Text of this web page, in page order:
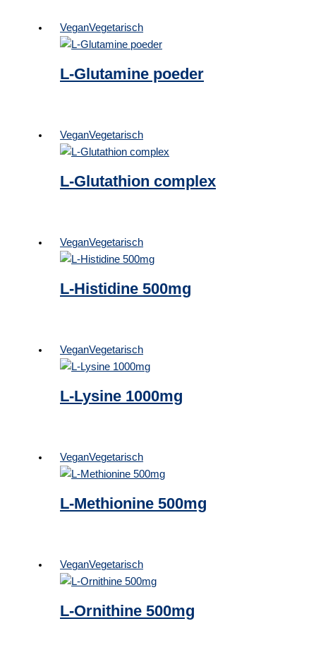
VeganVegetarisch
L-Glutamine poeder
VeganVegetarisch
L-Glutathion complex
VeganVegetarisch
L-Histidine 500mg
VeganVegetarisch
L-Lysine 1000mg
VeganVegetarisch
L-Methionine 500mg
VeganVegetarisch
L-Ornithine 500mg